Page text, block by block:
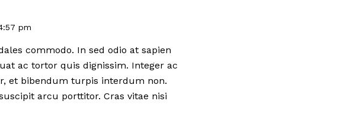
pm
commodo. In sed odio at sapien
ac tortor quis dignissim. Integer ac
et bibendum turpis interdum non.
arcu porttitor. Cras vitae nisi